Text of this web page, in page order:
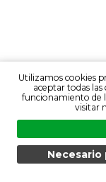
MENÚ
Utilizamos cookies
aceptar todas las
funcionamiento de
visitar